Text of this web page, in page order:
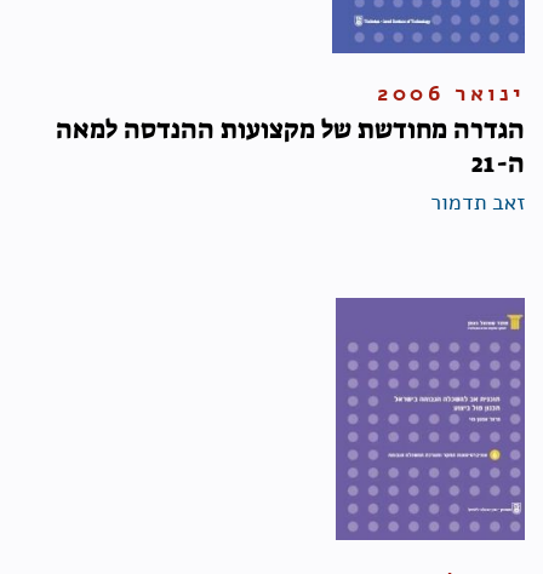
ינואר 2006
הגדרה מחודשת של מקצועות ההנדסה למאה
ה-21
זאב תדמור